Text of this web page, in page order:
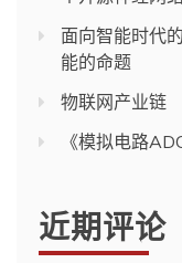
面向智能时代
能的命题
物联网产业链
《模拟电路
近期评论